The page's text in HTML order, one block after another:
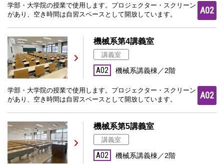
学部・大学院の授業で使用します。プロジェクター・スクリーン
があり、空き時間は自習スペースとして開放しています。
A02
機械系第4講義室
講義室
A02 機械系講義棟／2階
学部・大学院の授業で使用します。プロジェクター・スクリーン
があり、空き時間は自習スペースとして開放しています。
A02
機械系第5講義室
講義室
A02 機械系講義棟／2階